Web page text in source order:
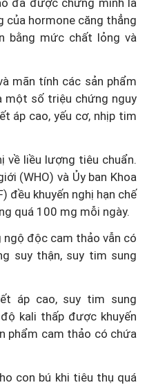
hormone căng thẳng
bằng mức chất lỏng và
mãn tính các sản phẩm
một số triệu chứng nguy
áp cao, yếu cơ, nhịp tim
về liều lượng tiêu chuẩn.
(WHO) và Ủy ban Khoa
đều khuyến nghị hạn chế
quá 100 mg mỗi ngày.
ngộ độc cam thảo vẫn có
suy thận, suy tim sung
áp cao, suy tim sung
kali thấp được khuyến
phẩm cam thảo có chứa
con bú khi tiêu thụ quá